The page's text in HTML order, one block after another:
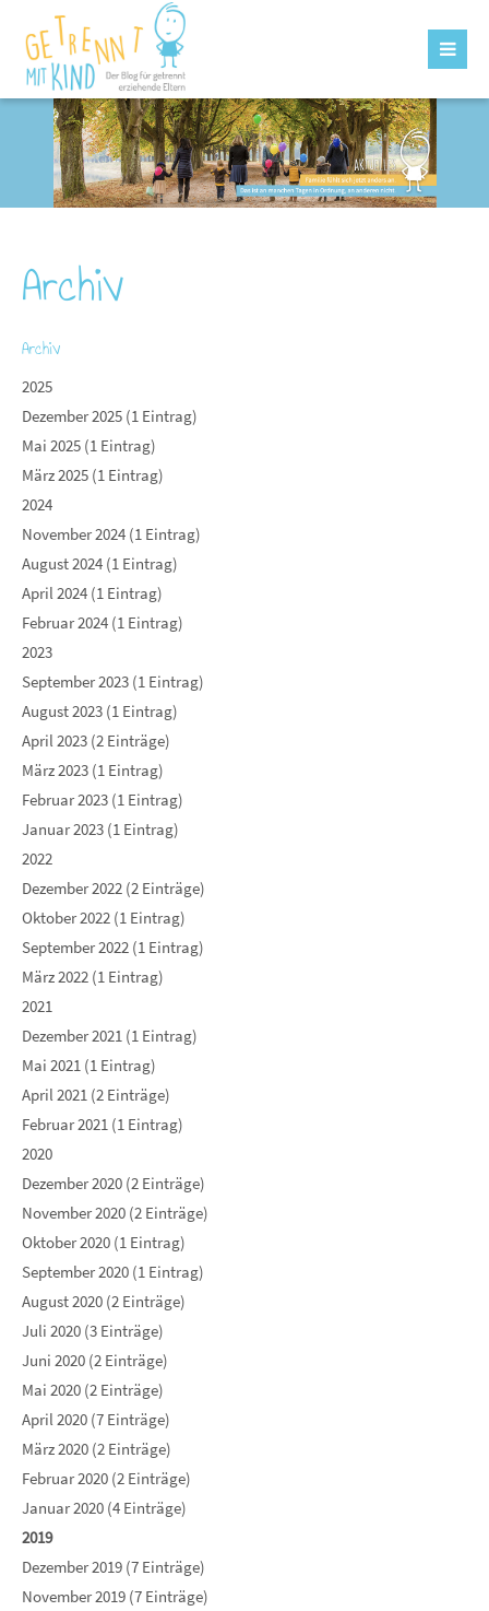
Archiv
Archiv
2025
Dezember 2025 (1 Eintrag)
Mai 2025 (1 Eintrag)
März 2025 (1 Eintrag)
2024
November 2024 (1 Eintrag)
August 2024 (1 Eintrag)
April 2024 (1 Eintrag)
Februar 2024 (1 Eintrag)
2023
September 2023 (1 Eintrag)
August 2023 (1 Eintrag)
April 2023 (2 Einträge)
März 2023 (1 Eintrag)
Februar 2023 (1 Eintrag)
Januar 2023 (1 Eintrag)
2022
Dezember 2022 (2 Einträge)
Oktober 2022 (1 Eintrag)
September 2022 (1 Eintrag)
März 2022 (1 Eintrag)
2021
Dezember 2021 (1 Eintrag)
Mai 2021 (1 Eintrag)
April 2021 (2 Einträge)
Februar 2021 (1 Eintrag)
2020
Dezember 2020 (2 Einträge)
November 2020 (2 Einträge)
Oktober 2020 (1 Eintrag)
September 2020 (1 Eintrag)
August 2020 (2 Einträge)
Juli 2020 (3 Einträge)
Juni 2020 (2 Einträge)
Mai 2020 (2 Einträge)
April 2020 (7 Einträge)
März 2020 (2 Einträge)
Februar 2020 (2 Einträge)
Januar 2020 (4 Einträge)
2019
Dezember 2019 (7 Einträge)
November 2019 (7 Einträge)